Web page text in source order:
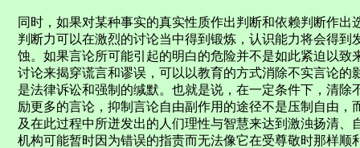
同时，如果对某种事实的真实性质作出判断和依赖判断作
判断力可以在激烈的讨论当中得到锻炼，认识能力将会得
蚀。如果言论所可能引起的明白的危险并不是如此紧迫以
讨论来揭穿谎言和谬误，可以以教育的方式消除不实言论
是法律诉讼和强制的缄默。也就是说，在一定条件下，清
励更多的言论，抑制言论自由副作用的途径不是压制自由
及在此过程中所迸发出的人们理性与智慧来达到激浊扬清
机构可能暂时因为错误的指责而无法像它在受尊敬时那样